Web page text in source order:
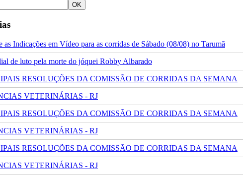
as Indicações em Vídeo para as corridas de Sábado (08/08) no Tarumã
de luto pela morte do jóquei Robby Albarado
RESOLUÇÕES DA COMISSÃO DE CORRIDAS DA SEMANA
VETERINÁRIAS - RJ
RESOLUÇÕES DA COMISSÃO DE CORRIDAS DA SEMANA
VETERINÁRIAS - RJ
RESOLUÇÕES DA COMISSÃO DE CORRIDAS DA SEMANA
VETERINÁRIAS - RJ